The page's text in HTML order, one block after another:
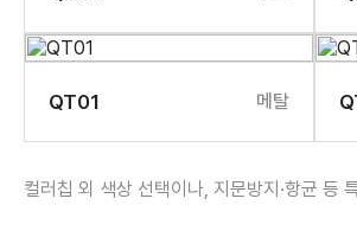
QT01 메탈
컬러칩 외 색상 선택이나, 지문방지·항균 등